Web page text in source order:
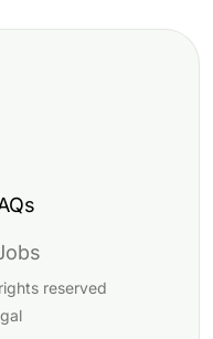
reserved